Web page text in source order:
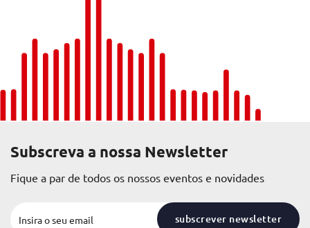
Subscreva a nossa Newsletter
Fique a par de todos os nossos eventos e novidades
subscrever newsletter